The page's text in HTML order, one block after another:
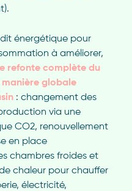
énergétique pour
à améliorer,
refonte complète du
manière globale
: changement des
via une
CO2, renouvellement
en place
chambres froides et
chaleur pour chauffer
électricité,